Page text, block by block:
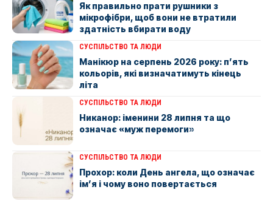
Як правильно прати рушники з
мікрофібри, щоб вони не втратили
здатність вбирати воду
СУСПІЛЬСТВО ТА ЛЮДИ
Манікюр на серпень 2026 року: п’ять
кольорів, які визначатимуть кінець
літа
СУСПІЛЬСТВО ТА ЛЮДИ
Никанор: іменини 28 липня та що
означає «муж перемоги»
СУСПІЛЬСТВО ТА ЛЮДИ
Прохор: коли День ангела, що означає
ім’я і чому воно повертається